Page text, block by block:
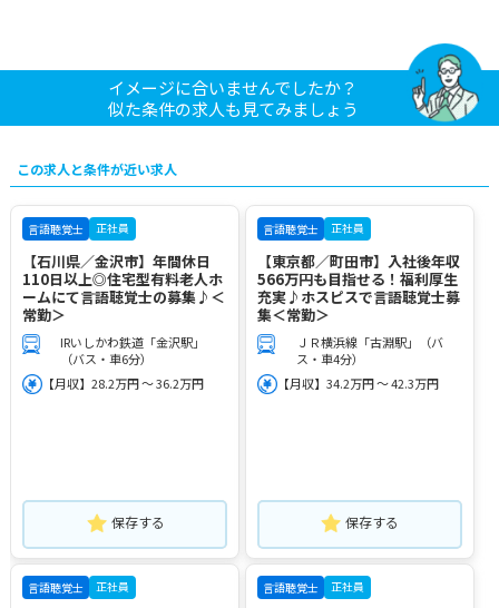
イメージに合いませんでしたか？
似た条件の求人も見てみましょう
この求人と条件が近い求人
言語聴覚士 正社員
【石川県／金沢市】年間休日
110日以上◎住宅型有料老人ホ
ームにて言語聴覚士の募集♪＜
常勤＞
IRいしかわ鉄道「金沢駅」
（バス・車6分）
【月収】28.2万円 ～ 36.2万円
保存する
言語聴覚士 正社員
【東京都／町田市】入社後年収
566万円も目指せる！福利厚生
充実♪ホスピスで言語聴覚士募
集＜常勤＞
ＪＲ横浜線「古淵駅」（バ
ス・車4分）
【月収】34.2万円 ～ 42.3万円
保存する
言語聴覚士 正社員 言語聴覚士 正社員